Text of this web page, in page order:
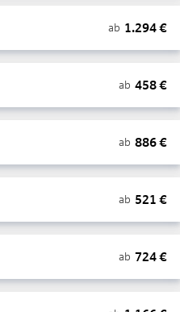
ab 1.294€
ab 458€
ab 886€
ab 521 €
ab 724€